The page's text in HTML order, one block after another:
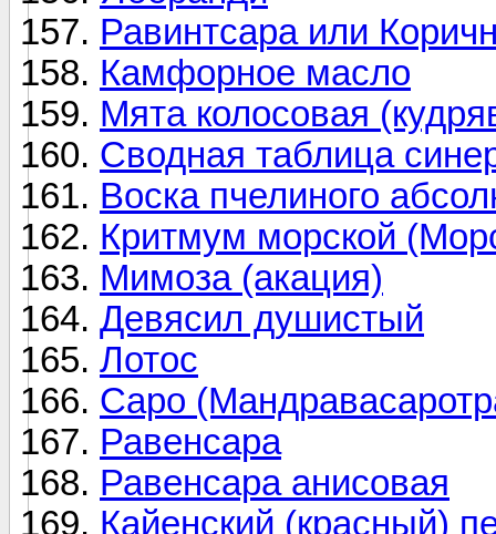
Равинтсара или
Камфорное масло
Мята колосовая
Сводная таблица
Воска пчелиного
Критмум морской
Мимоза (акация)
Девясил душистый
Лотос
Саро
Равенсара
Равенсара анисовая
Кайенский (красный)